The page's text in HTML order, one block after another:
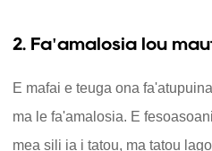
2. Fa'amalosia lou
E mafai e teuga ona
ma le fa'amalosia. E
mea sili ia i tatou, ma tatou